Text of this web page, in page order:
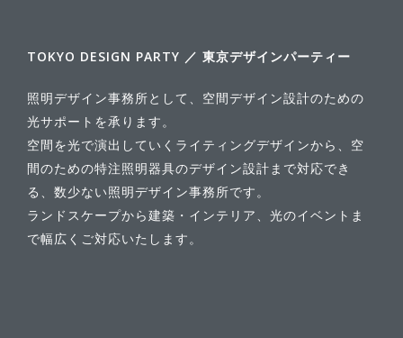
TOKYO DESIGN PARTY ／ 東京デザインパーティー
照明デザイン事務所として、空間デザイン設計のための
光サポートを承ります。
空間を光で演出していくライティングデザインから、空
間のための特注照明器具のデザイン設計まで対応でき
る、数少ない照明デザイン事務所です。
ランドスケープから建築・インテリア、光のイベントま
で幅広くご対応いたします。